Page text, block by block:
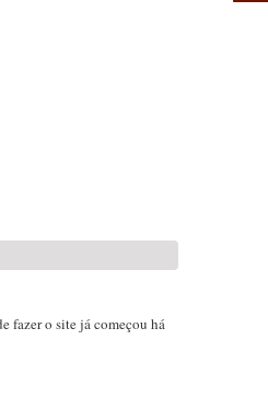
fazer o site já começou há